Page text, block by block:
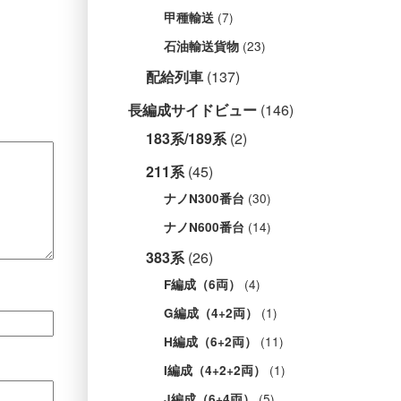
甲種輸送 (7)
石油輸送貨物 (23)
配給列車 (137)
長編成サイドビュー (146)
183系/189系(2)
211系(45)
ナノN300番台 (30)
ナノN600番台 (14)
383系(26)
F編成（6両） (4)
G編成（4+2両） (1)
H編成（6+2両） (11)
I編成（4+2+2両） (1)